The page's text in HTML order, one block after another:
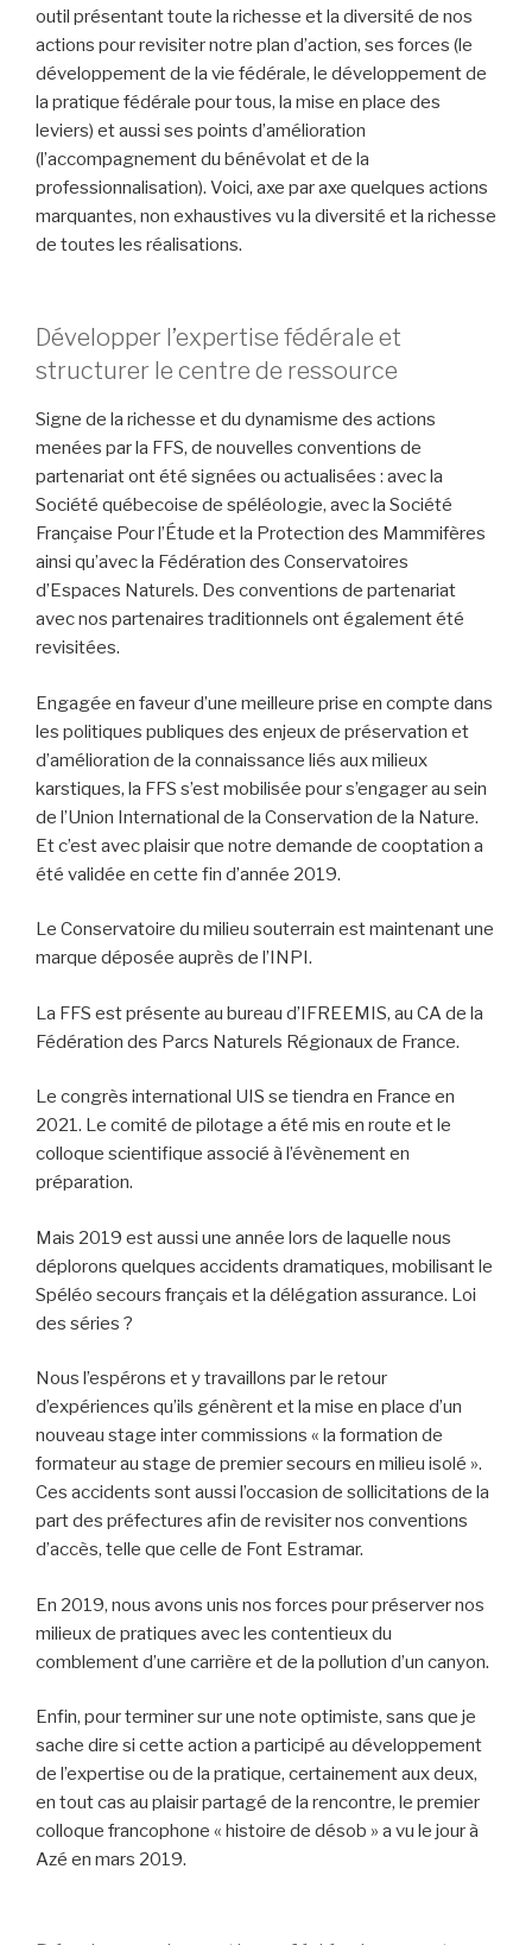
outil présentant toute la richesse et la diversité de nos
actions pour revisiter notre plan d’action, ses forces (le
développement de la vie fédérale, le développement de
la pratique fédérale pour tous, la mise en place des
leviers) et aussi ses points d’amélioration
(l’accompagnement du bénévolat et de la
professionnalisation). Voici, axe par axe quelques actions
marquantes, non exhaustives vu la diversité et la richesse
de toutes les réalisations.
Développer l’expertise fédérale et
structurer le centre de ressource
Signe de la richesse et du dynamisme des actions
menées par la FFS, de nouvelles conventions de
partenariat ont été signées ou actualisées : avec la
Société québecoise de spéléologie, avec la Société
Française Pour l’Étude et la Protection des Mammifères
ainsi qu’avec la Fédération des Conservatoires
d’Espaces Naturels. Des conventions de partenariat
avec nos partenaires traditionnels ont également été
revisitées.
Engagée en faveur d’une meilleure prise en compte dans
les politiques publiques des enjeux de préservation et
d’amélioration de la connaissance liés aux milieux
karstiques, la FFS s’est mobilisée pour s’engager au sein
de l’Union International de la Conservation de la Nature.
Et c’est avec plaisir que notre demande de cooptation a
été validée en cette fin d’année 2019.
Le Conservatoire du milieu souterrain est maintenant une
marque déposée auprès de l’INPI.
La FFS est présente au bureau d’IFREEMIS, au CA de la
Fédération des Parcs Naturels Régionaux de France.
Le congrès international UIS se tiendra en France en
2021. Le comité de pilotage a été mis en route et le
colloque scientifique associé à l’évènement en
préparation.
Mais 2019 est aussi une année lors de laquelle nous
déplorons quelques accidents dramatiques, mobilisant le
Spéléo secours français et la délégation assurance. Loi
des séries ?
Nous l’espérons et y travaillons par le retour
d’expériences qu’ils génèrent et la mise en place d’un
nouveau stage inter commissions « la formation de
formateur au stage de premier secours en milieu isolé ».
Ces accidents sont aussi l’occasion de sollicitations de la
part des préfectures afin de revisiter nos conventions
d’accès, telle que celle de Font Estramar.
En 2019, nous avons unis nos forces pour préserver nos
milieux de pratiques avec les contentieux du
comblement d’une carrière et de la pollution d’un canyon.
Enfin, pour terminer sur une note optimiste, sans que je
sache dire si cette action a participé au développement
de l’expertise ou de la pratique, certainement aux deux,
en tout cas au plaisir partagé de la rencontre, le premier
colloque francophone « histoire de désob » a vu le jour à
Azé en mars 2019.